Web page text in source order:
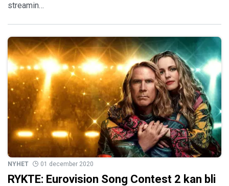
streamin…
NYHET 01 december 2020
RYKTE: Eurovision Song Contest 2 kan bli